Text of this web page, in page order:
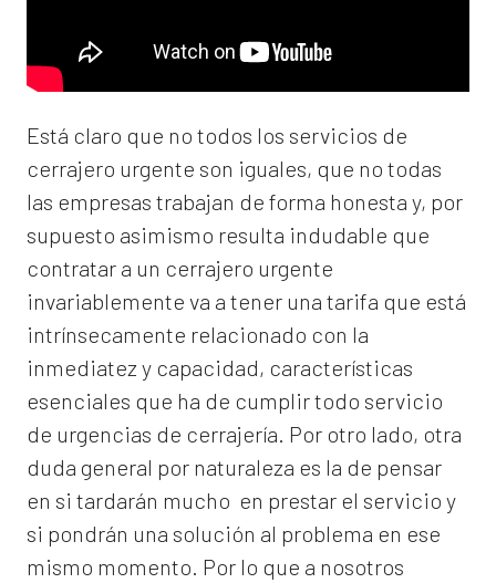
Está claro que no todos los servicios de
cerrajero urgente son iguales, que no todas
las empresas trabajan de forma honesta y, por
supuesto asimismo resulta indudable que
contratar a un cerrajero urgente
invariablemente va a tener una tarifa que está
intrínsecamente relacionado con la
inmediatez y capacidad, características
esenciales que ha de cumplir todo servicio
de urgencias de cerrajería. Por otro lado, otra
duda general por naturaleza es la de pensar
en si tardarán mucho en prestar el servicio y
si pondrán una solución al problema en ese
mismo momento. Por lo que a nosotros